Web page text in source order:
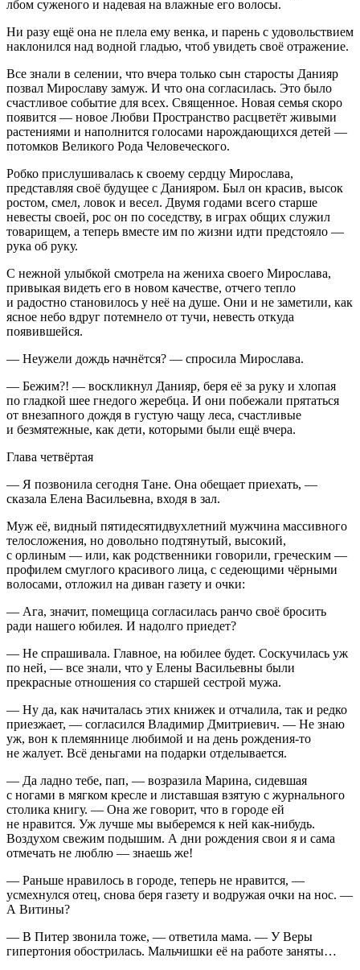
лбом суженого и надевая на влажные его волосы.
Ни разу ещё она не плела ему венка, и парень с удовольствием
наклонился над водной гладью, чтоб увидеть своё отражение.
Все знали в селении, что вчера только сын старосты Данияр
позвал Мирославу замуж. И что она согласилась. Это было
счастливое событие для всех. Священное. Новая семья скоро
появится — новое Любви Пространство расцветёт живыми
растениями и наполнится голосами нарождающихся детей —
потомков Великого Рода Человеческого.
Робко прислушивалась к своему сердцу Мирослава,
представляя своё будущее с Данияром. Был он красив, высок
ростом, смел, ловок и весел. Двумя годами всего старше
невесты своей, рос он по соседству, в играх общих служил
товарищем, а теперь вместе им по жизни идти предстояло —
рука об руку.
С нежной улыбкой смотрела на жениха своего Мирослава,
привыкая видеть его в новом качестве, отчего тепло
и радостно становилось у неё на душе. Они и не заметили, как
ясное небо вдруг потемнело от тучи, невесть откуда
появившейся.
— Неужели дождь начнётся? — спросила Мирослава.
— Бежим?! — воскликнул Данияр, беря её за руку и хлопая
по гладкой шее гнедого жеребца. И они побежали прятаться
от внезапного дождя в густую чащу леса, счастливые
и безмятежные, как дети, которыми были ещё вчера.
Глава четвёртая
— Я позвонила сегодня Тане. Она обещает приехать, —
сказала Елена Васильевна, входя в зал.
Муж её, видный пятидесятидвухлетний мужчина массивного
телосложения, но довольно подтянутый, высокий,
с орлиным — или, как родственники говорили, греческим —
профилем смуглого красивого лица, с седеющими чёрными
волосами, отложил на диван газету и очки:
— Ага, значит, помещица согласилась ранчо своё бросить
ради нашего юбилея. И надолго приедет?
— Не спрашивала. Главное, на юбилее будет. Соскучилась уж
по ней, — все знали, что у Елены Васильевны были
прекрасные отношения со старшей сестрой мужа.
— Ну да, как начиталась этих книжек и отчалила, так и редко
приезжает, — согласился Владимир Дмитриевич. — Не знаю
уж, вон к племяннице любимой и на день рождения-то
не жалует. Всё деньгами на подарки отделывается.
— Да ладно тебе, пап, — возразила Марина, сидевшая
с ногами в мягком кресле и листавшая взятую с журнального
столика книгу. — Она же говорит, что в городе ей
не нравится. Уж лучше мы выберемся к ней как-нибудь.
Воздухом свежим подышим. А дни рождения свои я и сама
отмечать не люблю — знаешь же!
— Раньше нравилось в городе, теперь не нравится, —
усмехнулся отец, снова беря газету и водружая очки на нос. —
А Витины?
— В Питер звонила тоже, — ответила мама. — У Веры
гипертония обострилась. Мальчишки её на работе заняты…